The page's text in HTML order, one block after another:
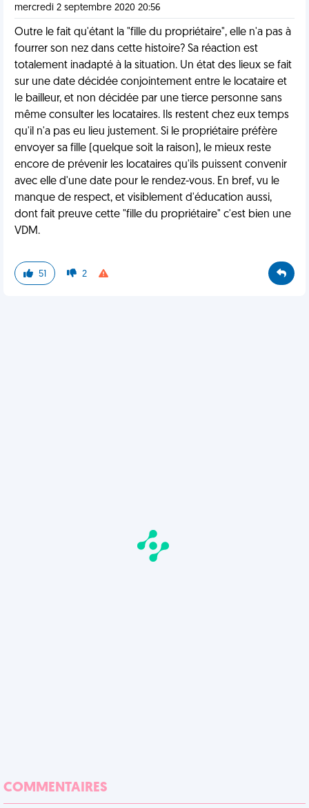
mercredi 2 septembre 2020 20:56
Outre le fait qu'étant la "fille du propriétaire", elle n'a pas à
fourrer son nez dans cette histoire? Sa réaction est
totalement inadapté à la situation. Un état des lieux se fait
sur une date décidée conjointement entre le locataire et
le bailleur, et non décidée par une tierce personne sans
même consulter les locataires. Ils restent chez eux temps
qu'il n'a pas eu lieu justement. Si le propriétaire préfère
envoyer sa fille (quelque soit la raison), le mieux reste
encore de prévenir les locataires qu'ils puissent convenir
avec elle d'une date pour le rendez-vous. En bref, vu le
manque de respect, et visiblement d'éducation aussi,
dont fait preuve cette "fille du propriétaire" c'est bien une
VDM.
51 2
COMMENTAIRES